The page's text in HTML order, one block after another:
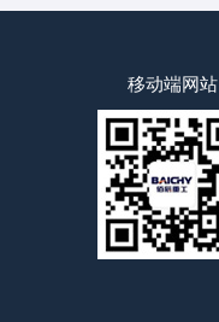
移动端网站